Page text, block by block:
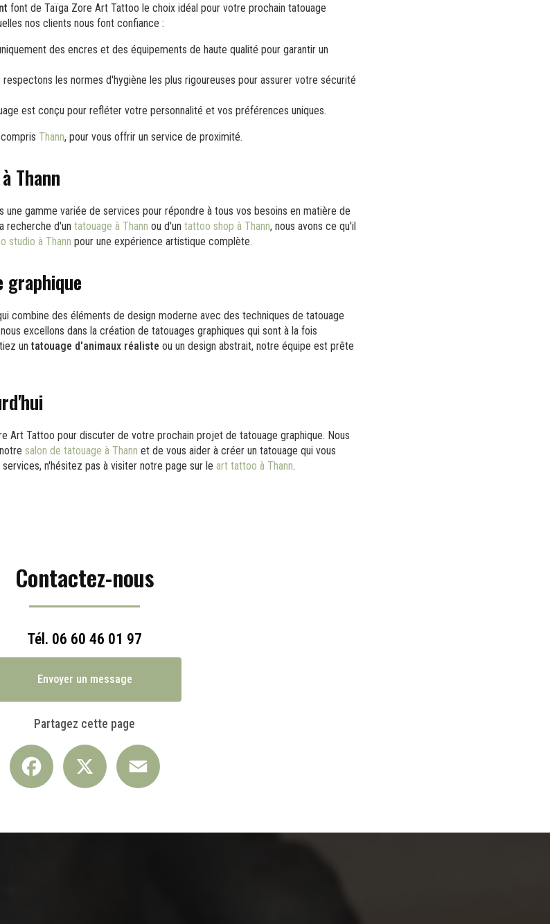
font de Taïga Zore Art Tattoo le choix idéal pour votre prochain tatouage
nos clients nous font confiance :
des encres et des équipements de haute qualité pour garantir un
respectons les normes d'hygiène les plus rigoureuses pour assurer votre sécurité
est conçu pour refléter votre personnalité et vos préférences uniques.
Thann, pour vous offrir un service de proximité.
Thann
gamme variée de services pour répondre à tous vos besoins en matière de
recherche d'un tatouage à Thann ou d'un tattoo shop à Thann, nous avons ce qu'il
studio à Thann pour une expérience artistique complète.
combine des éléments de design moderne avec des techniques de tatouage
excellons dans la création de tatouages graphiques qui sont à la fois
untatouage d'animaux réaliste ou un design abstrait, notre équipe est prête
Art Tattoo pour discuter de votre prochain projet de tatouage graphique. Nous
salon de tatouage à Thann et de vous aider à créer un tatouage qui vous
n'hésitez pas à visiter notre page sur le art tattoo à Thann.
Contactez-nous
Tél. 06 60 46 01 97
Envoyer un message
Partagez cette page
Facebook